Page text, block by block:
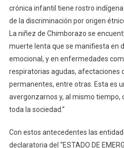
crónica infantil tiene rostro
de la discriminación por origen
La niñez de Chimborazo se
muerte lenta que se manifiesta en
emocional, y en enfermedades
respiratorias agudas, afectaciones
permanentes, entre otras. Esta es
avergonzarnos y, al mismo tiempo,
toda la sociedad.”
Con estos antecedentes las
declaratoria del “ESTADO DE